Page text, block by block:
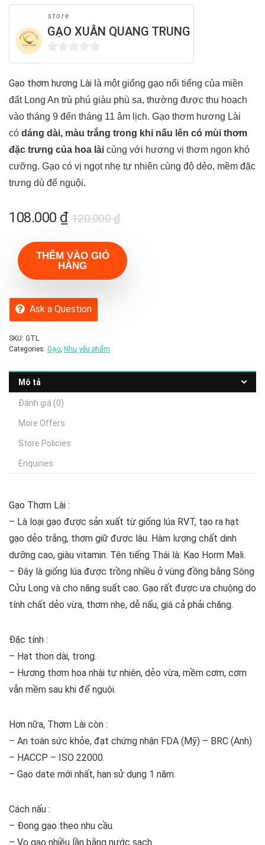
store
GẠO XUÂN QUANG TRUNG
t
o
f
5
Gạo thơm hương Lài là một giống gạo nổi tiếng của miền
đất Long An trù phú giàu phù sa, thường được thu hoạch
vào tháng 9 đến tháng 11 âm lịch. Gạo thơm hương Lài
có dáng dài, màu trắng trong khi nấu lên có mùi thơm
đặc trưng của hoa lài cùng với hương vị thơm ngon khó
cưỡng. Gạo có vị ngọt nhẹ tự nhiên cùng độ dẻo, mềm đặc
trưng dù để nguội.
120.000₫
108.000 ₫
THÊM VÀO GIỎ
HÀNG
Ask a Question
SKU: GTL
Categories: Gạo Nhu yếu phẩm
Mô tả
Đánh giá (0)
More Offers
Store Policies
Enquiries
Gạo Thơm Lài :
– Là loại gạo được sản xuất từ giống lúa RVT, tạo ra hạt
gạo dẻo trắng, thơm giữ được lâu. Hàm lượng chất dinh
dưỡng cao, giàu vitamin. Tên tiếng Thái là: Kao Horm Mali.
– Đây là giống lúa được trồng nhiều ở vùng đồng bằng Sông
Cửu Long và cho năng suất cao. Gạo rất được ưa chuộng do
tính chất dẻo vừa, thơm nhẹ, dễ nấu, giá cả phải chăng.
Đặc tính :
– Hạt thon dài, trong.
– Hương thơm hoa nhài tự nhiên, dẻo vừa, mềm cơm, cơm
vẫn mềm sau khi để nguội.
Hơn nữa, Thơm Lài còn :
– An toàn sức khỏe, đạt chứng nhận FDA (Mỹ) – BRC (Anh)
– HACCP – ISO 22000.
– Gạo date mới nhất, hạn sử dụng 1 năm.
Cách nấu :
– Đong gạo theo nhu cầu.
– Vo gạo nhiều lần bằng nước sạch.